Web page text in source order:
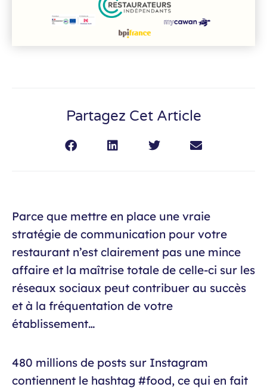
Partagez Cet Article
Parce que mettre en place une vraie
stratégie de communication pour votre
restaurant n’est clairement pas une mince
affaire et la maîtrise totale de celle-ci sur les
réseaux sociaux peut contribuer au succès
et à la fréquentation de votre
établissement…
480 millions de posts sur Instagram
contiennent le hashtag #food, ce qui en fait